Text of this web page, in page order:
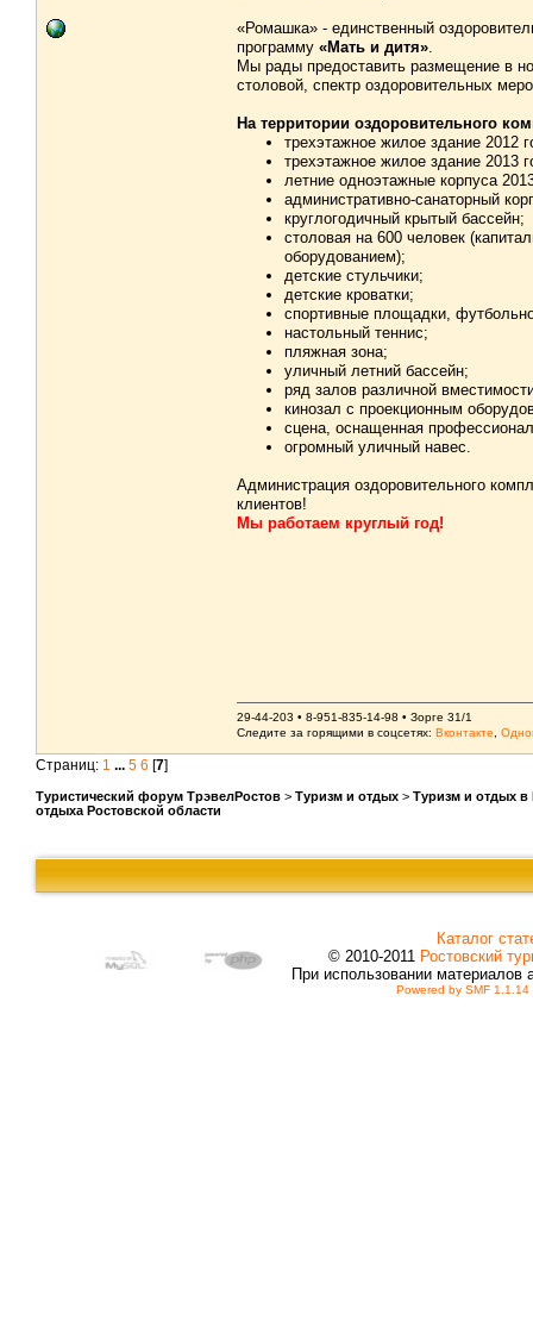
«Ромашка» - единственный
программу «Мать и дитя»
Мы рады предоставить размещение в
столовой, спектр оздоровительных
На территории оздоровительного
трехэтажное жилое здание 2012
трехэтажное жилое здание 2013
летние одноэтажные корпуса
административно-санаторный
круглогодичный крытый бассейн;
столовая на 600 человек
оборудованием);
детские стульчики;
детские кроватки;
спортивные площадки,
настольный теннис;
пляжная зона;
уличный летний бассейн;
ряд залов различной
кинозал с проекционным
сцена, оснащенная
огромный уличный навес.
Администрация оздоровительного
клиентов!
Мы работаем круглый год!
29-44-203 • 8-951-835-14-98 • Зорге 31/1
Следите за горящими в соцсетях: Вконтакте
Страниц: 1 ... 5 6 [7]
Туристический форум ТрэвелРостов > Туризм и отдых > Туризм и отдых в
отдыха Ростовской области
Каталог
© 2010-2011 Ростовский
При использовании материалов
Powered by SMF 1.1.14